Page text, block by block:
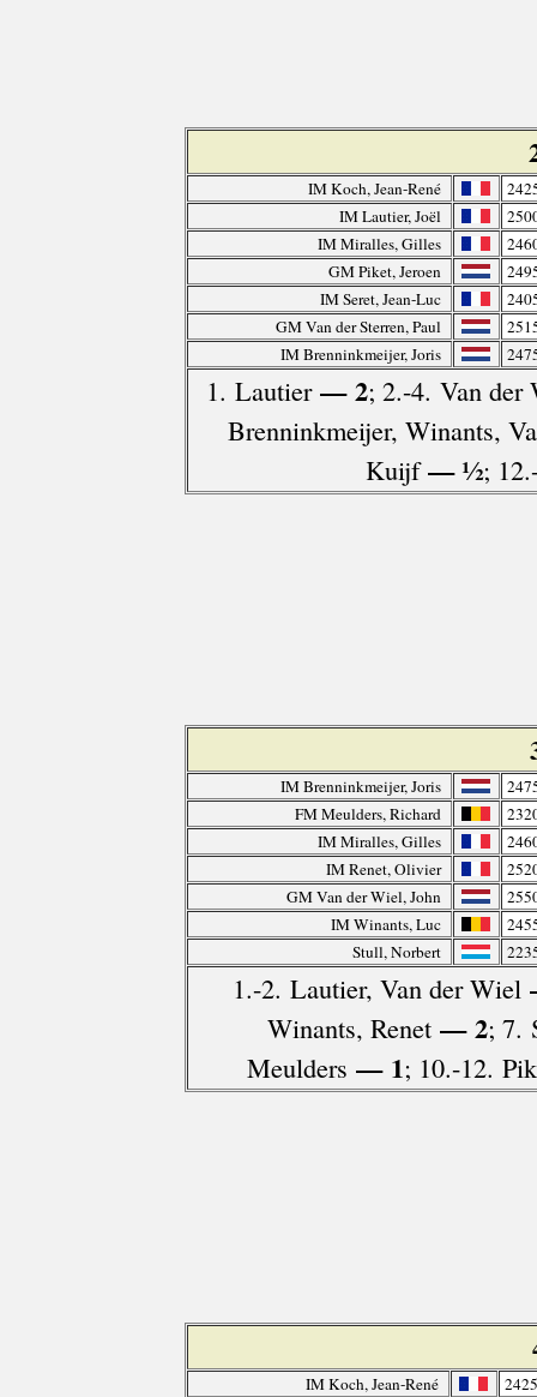
IM Koch, Jean-René
IM Lautier, Joël
IM Miralles, Gilles
GM Piket, Jeroen
IM Seret, Jean-Luc
GM Van der Sterren, Paul
IM Brenninkmeijer, Joris
1. Lautier— 2; 2.-4. Van der
Brenninkmeijer, Winants,
Kuijf— ½;
IM Brenninkmeijer, Joris
FM Meulders, Richard
IM Miralles, Gilles
IM Renet, Olivier
GM Van der Wiel, John
IM Winants, Luc
Stull, Norbert
1.-2. Lautier, Van der Wiel
Winants, Renet — 2; 7.
Meulders — 1; 10.-12.
IM Koch, Jean-René
2425